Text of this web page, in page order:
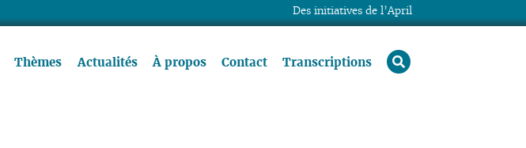
Thèmes Actualités À propos Contact Transcriptions rechercher
Des initiatives de l’April